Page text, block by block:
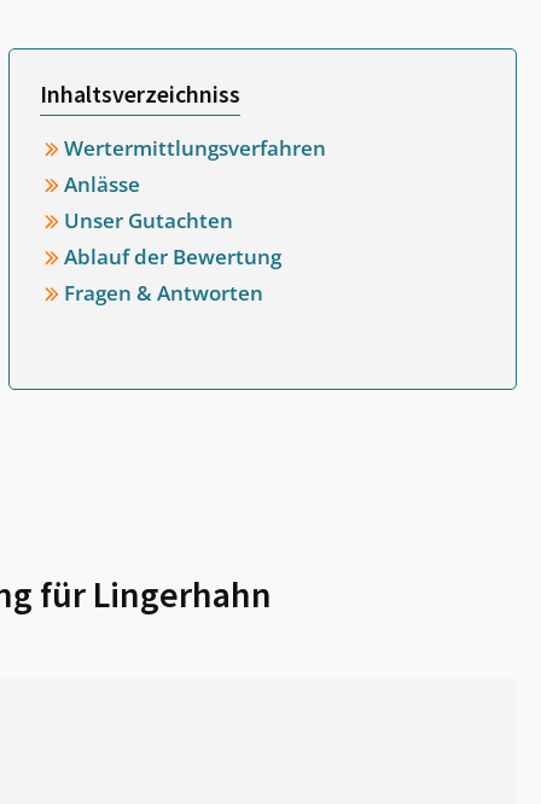
Inhaltsverzeichniss
Wertermittlungsverfahren
Anlässe
Unser Gutachten
Ablauf der Bewertung
Fragen & Antworten
für Lingerhahn